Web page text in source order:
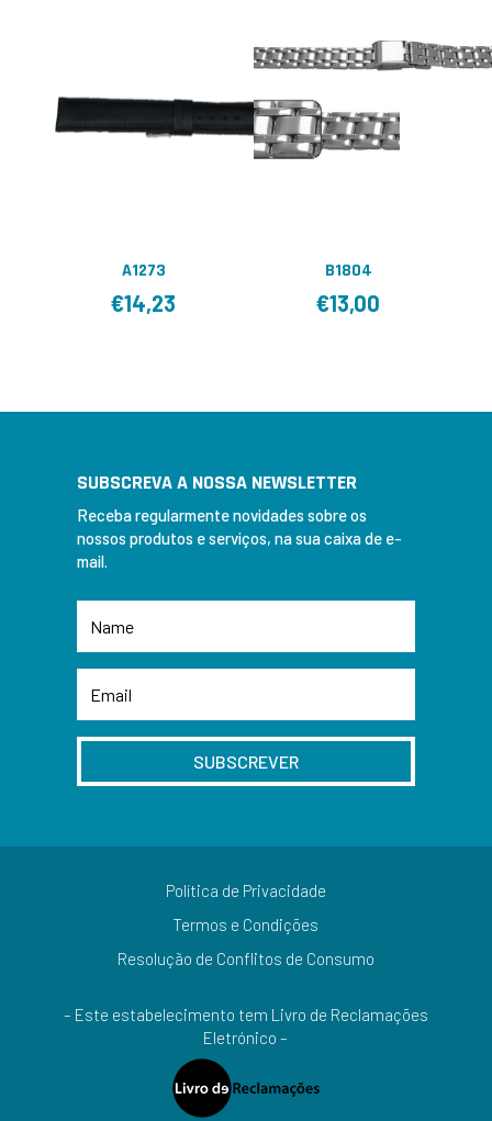
A1273
€14,23
B1804
€13,00
SUBSCREVA A NOSSA NEWSLETTER
Receba regularmente novidades sobre os
nossos produtos e serviços, na sua caixa de e-
mail.
SUBSCREVER
Política de Privacidade
Termos e Condições
Resolução de Conflitos de Consumo
– Este estabelecimento tem Livro de Reclamações
Eletrónico –